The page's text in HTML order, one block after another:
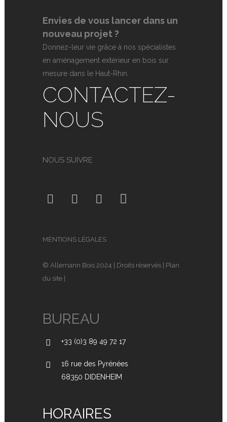
Envies de vous lancer dans un
nouveau projet ?
Donnez-leur vie grâce à nos spécialistes
en aménagement extérieur en bois sur
mesure dans le Haut-Rhin.
CONTACTEZ-
NOUS
NOUS SUIVRE
MENTIONS LÉGALES
© Allemann Bois 2024 | Droits réservés | Plan
du site |
BUREAU
+33 (0)3 89 49 72 17
16 rue des Pyrénées
68350 DIDENHEIM
HORAIRES